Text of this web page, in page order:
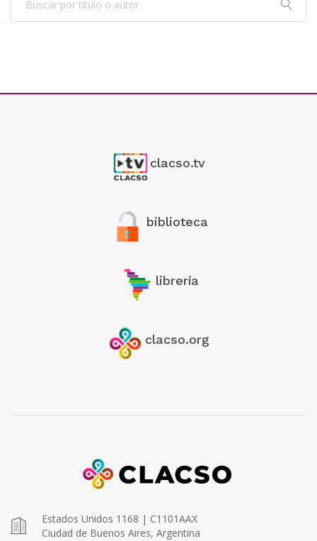
clacso.tv
biblioteca
librería
clacso.org
Estados Unidos 1168 | C1101AAX
Ciudad de Buenos Aires, Argentina